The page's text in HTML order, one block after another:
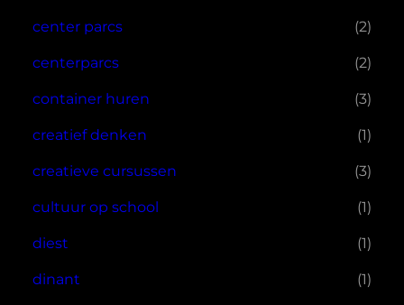
center parcs (2)
centerparcs (2)
container huren (3)
creatief denken (1)
creatieve cursussen (3)
cultuur op school (1)
diest (1)
dinant (1)